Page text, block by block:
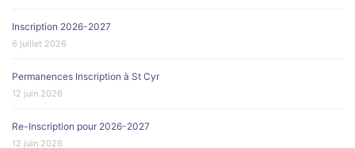
Inscription 2026-2027
6 juillet 2026
Permanences Inscription à St Cyr
12 juin 2026
Re-Inscription pour 2026-2027
12 juin 2026